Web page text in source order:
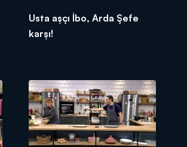
Usta aşçı İbo, Arda Şefe
karşı!